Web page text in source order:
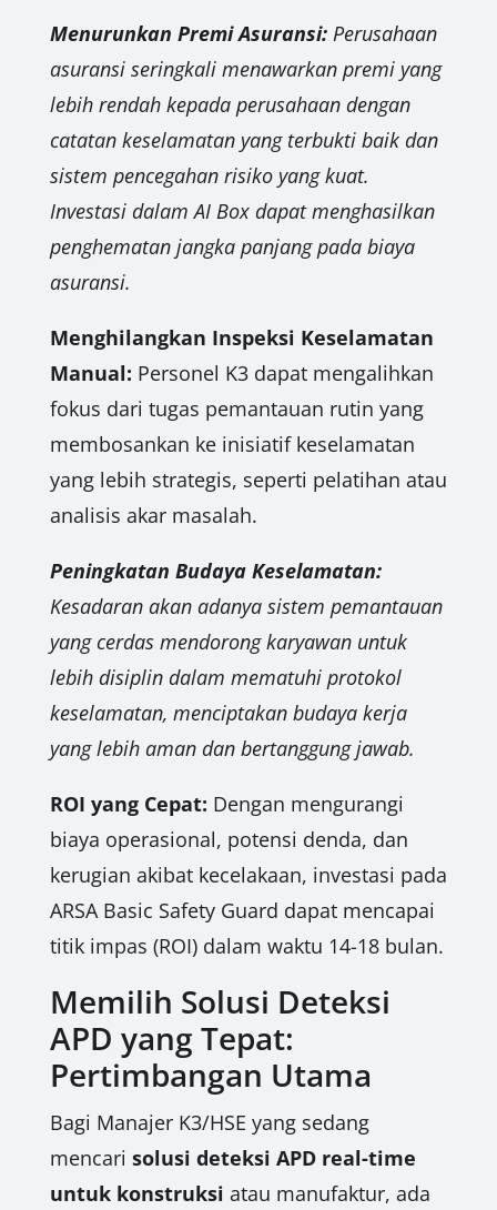
Menurunkan Premi Asuransi:Perusahaan
asuransi seringkali menawarkan premi yang
lebih rendah kepada perusahaan dengan
catatan keselamatan yang terbukti baik dan
sistem pencegahan risiko yang kuat.
Investasi dalam AI Box dapat menghasilkan
penghematan jangka panjang pada biaya
asuransi.
Menghilangkan Inspeksi Keselamatan
Manual: Personel K3 dapat mengalihkan
fokus dari tugas pemantauan rutin yang
membosankan ke inisiatif keselamatan
yang lebih strategis, seperti pelatihan atau
analisis akar masalah.
Peningkatan Budaya Keselamatan:
Kesadaran akan adanya sistem pemantauan
yang cerdas mendorong karyawan untuk
lebih disiplin dalam mematuhi protokol
keselamatan, menciptakan budaya kerja
yang lebih aman dan bertanggung jawab.
ROI yang Cepat: Dengan mengurangi
biaya operasional, potensi denda, dan
kerugian akibat kecelakaan, investasi pada
ARSA Basic Safety Guard dapat mencapai
titik impas (ROI) dalam waktu 14-18 bulan.
Memilih Solusi Deteksi
APD yang Tepat:
Pertimbangan Utama
Bagi Manajer K3/HSE yang sedang
mencari solusi deteksi APD real-time
untuk konstruksi atau manufaktur, ada